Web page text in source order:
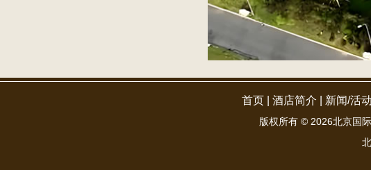
首页 酒店简介 新闻/活动
版权所有 © 2026北京国